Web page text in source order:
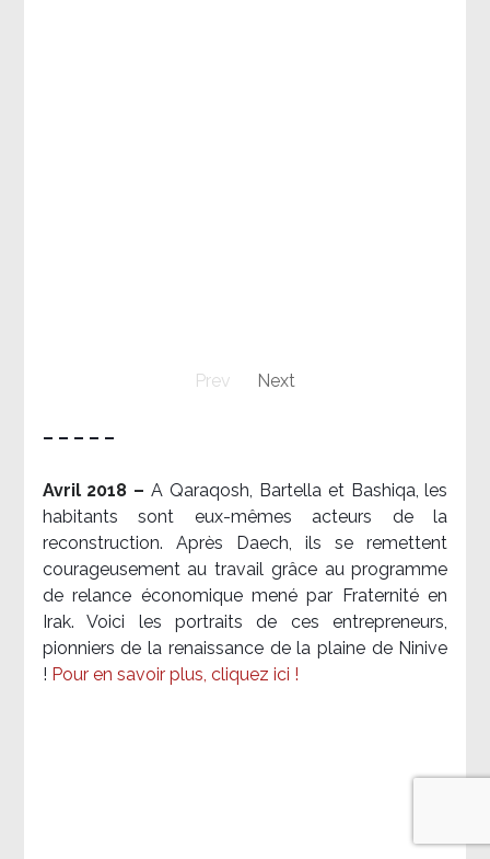
Prev Next
– – – – –
Avril 2018 –A Qaraqosh, Bartella et Bashiqa, les
habitants sont eux-mêmes acteurs de la
reconstruction. Après Daech, ils se remettent
courageusement au travail grâce au programme
de relance économique mené par Fraternité en
Irak. Voici les portraits de ces entrepreneurs,
pionniers de la renaissance de la plaine de Ninive
! Pour en savoir plus, cliquez ici !